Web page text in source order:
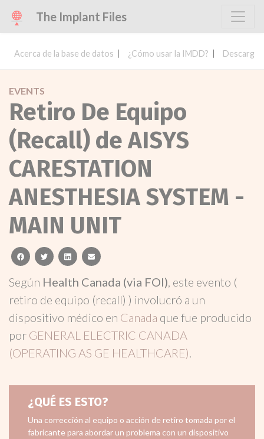
The Implant Files
Acerca de la base de datos ¿Cómo usar la IMDD? Descargar
EVENTS
Retiro De Equipo
(Recall) de AISYS
CARESTATION
ANESTHESIA SYSTEM -
MAIN UNIT
facebooktwitterlinkedinemail
Según Health Canada (via FOI), este evento (
retiro de equipo (recall) ) involucró a un
dispositivo médico en Canada que fue producido
por GENERAL ELECTRIC CANADA
(OPERATING AS GE HEALTHCARE).
¿QUÉ ES ESTO?
Una corrección al equipo o acción de retiro tomada por el
fabricante para abordar un problema con un dispositivo